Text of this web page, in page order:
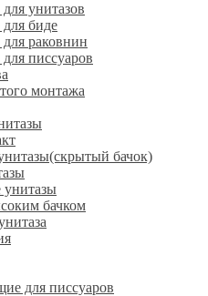
унитазов
биде
раковнин
писсуаров
монтажа
бачок)
унитазы
бачком
для писсуаров